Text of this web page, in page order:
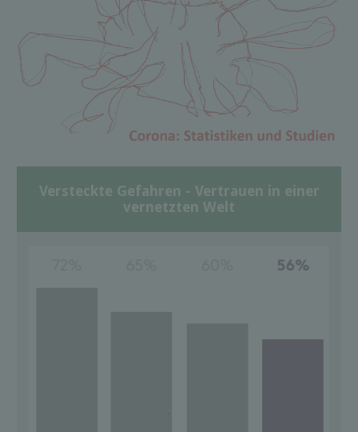
Versteckte Gefahren - Vertrauen in einer
vernetzten Welt